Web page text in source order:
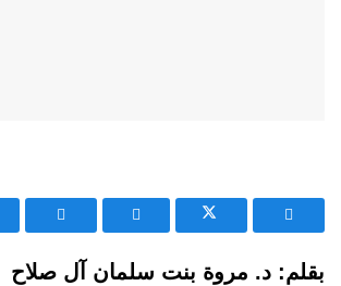
بقلم: د. مروة بنت سلمان آل صلاح